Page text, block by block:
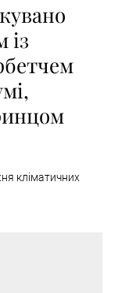
із
кліматичних